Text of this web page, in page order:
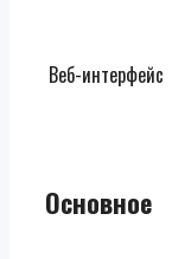
Веб-интерфейс
Основное